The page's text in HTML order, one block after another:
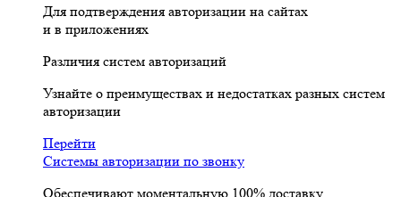
Для подтверждения авторизации на сайтах
и в приложениях
Различия систем авторизаций
Узнайте о преимуществах и недостатках разных систем
авторизации
Перейти
Системы авторизации по звонку
Обеспечивают моментальную 100% доставку